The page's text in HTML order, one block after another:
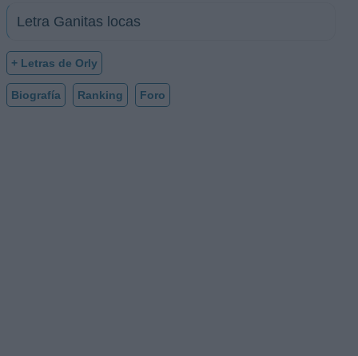
Letra Ganitas locas
+ Letras de Orly
Biografía Ranking Foro